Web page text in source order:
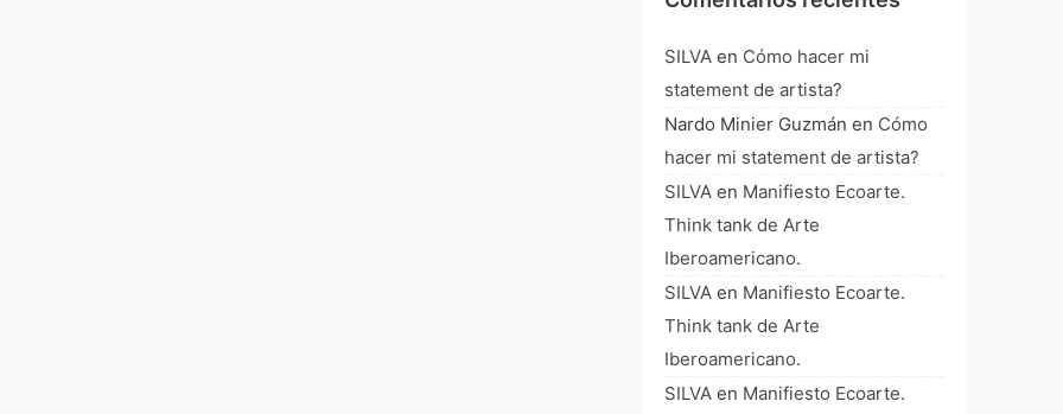
SILVA en Cómo hacer mi
statement de artista?
Nardo Minier Guzmán en Cómo
hacer mi statement de artista?
SILVA en Manifiesto Ecoarte.
Think tank de Arte
Iberoamericano.
SILVA en Manifiesto Ecoarte.
Think tank de Arte
Iberoamericano.
SILVA en Manifiesto Ecoarte.